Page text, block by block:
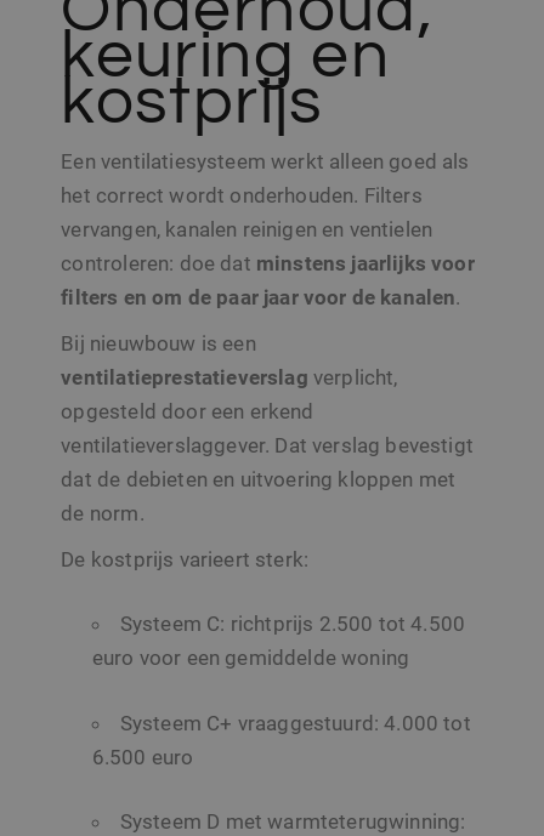
keuring en
kostprijs
Een ventilatiesysteem werkt alleen goed als
het correct wordt onderhouden. Filters
vervangen, kanalen reinigen en ventielen
controleren: doe dat minstens jaarlijks voor
filters en om de paar jaar voor de kanalen.
Bij nieuwbouw is een
ventilatieprestatieverslag verplicht,
opgesteld door een erkend
ventilatieverslaggever. Dat verslag bevestigt
dat de debieten en uitvoering kloppen met
de norm.
De kostprijs varieert sterk:
Systeem C: richtprijs 2.500 tot 4.500
euro voor een gemiddelde woning
Systeem C+ vraaggestuurd: 4.000 tot
6.500 euro
Systeem D met warmteterugwinning: